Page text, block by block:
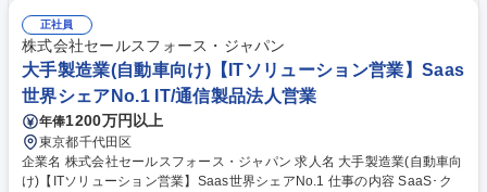
中長期的な視点で提案活動を行います。 また、マーケティング、インサイ
ドセールス、パートナー、SEなど社内外の関係者と連携しながら、経営
層への提案や複雑な商談をリード。アカウントプランの策定・実行、パイ
プライン管理を通じて、お客様の事業成長とSalesforceビジネスの拡大を
推進していただくポジションです。 募集職種 【Enterprise Account Exec
utive】製造業の変革を支援する営業
正社員
株式会社セールスフォース・ジャパン
大手製造業(自動車向け)【ITソリューション営業】Saas
世界シェアNo.1 IT/通信製品法人営業
年俸1200万円以上
東京都千代田区
企業名 株式会社セールスフォース・ジャパン 求人名 大手製造業(自動車向
け)【ITソリューション営業】Saas世界シェアNo.1 仕事の内容 SaaS･ク